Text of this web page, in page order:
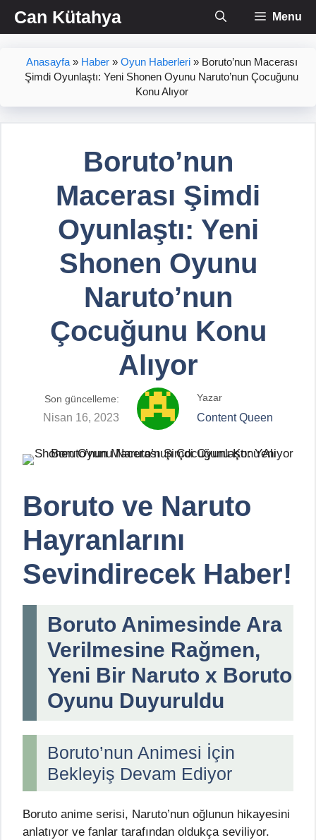
İçeriğe
atlaCan Kütahya Menu
Anasayfa» Haber» Oyun Haberleri» Boruto’nun Macerası
Şimdi Oyunlaştı: Yeni Shonen Oyunu Naruto’nun Çocuğunu
Konu Alıyor
Boruto’nun
Macerası Şimdi
Oyunlaştı: Yeni
Shonen Oyunu
Naruto’nun
Çocuğunu Konu
Alıyor
Son güncelleme:
Nisan 16, 2023
Yazar
Content Queen
Boruto ve Naruto
Hayranlarını
Sevindirecek Haber!
Boruto Animesinde Ara
Verilmesine Rağmen,
Yeni Bir Naruto x Boruto
Oyunu Duyuruldu
Boruto’nun Animesi İçin
Bekleyiş Devam Ediyor
Boruto anime serisi, Naruto’nun oğlunun hikayesini
anlatıyor ve fanlar tarafından oldukça seviliyor.